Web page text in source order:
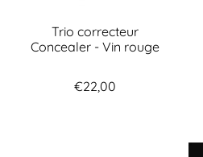
Trio correcteur
Concealer - Vin rouge
€22,00